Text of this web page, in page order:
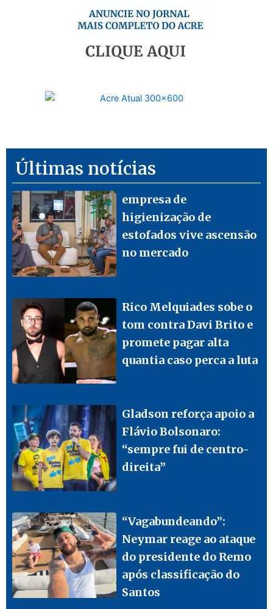
Últimas notícias
empresa de
higienização de
estofados vive ascensão
no mercado
Rico Melquiades sobe o
tom contra Davi Brito e
promete pagar alta
quantia caso perca a luta
Gladson reforça apoio a
Flávio Bolsonaro:
“sempre fui de centro-
direita”
“Vagabundeando”:
Neymar reage ao ataque
do presidente do Remo
após classificação do
Santos